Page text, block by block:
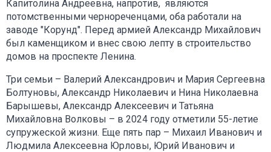
Капитолина Андреевна, напротив, являются
потомственными чернореченцами, оба работали на
заводе "Корунд". Перед армией Александр Михайлович
был каменщиком и внес свою лепту в строительство
домов на проспекте Ленина.
Три семьи – Валерий Александрович и Мария Сергеевна
Болтуновы, Александр Николаевич и Нина Николаевна
Барышевы, Александр Алексеевич и Татьяна
Михайловна Волковы – в 2024 году отметили 55-летие
супружеской жизни. Еще пять пар – Михаил Иванович и
Людмила Алексеевна Юрловы, Юрий Иванович и